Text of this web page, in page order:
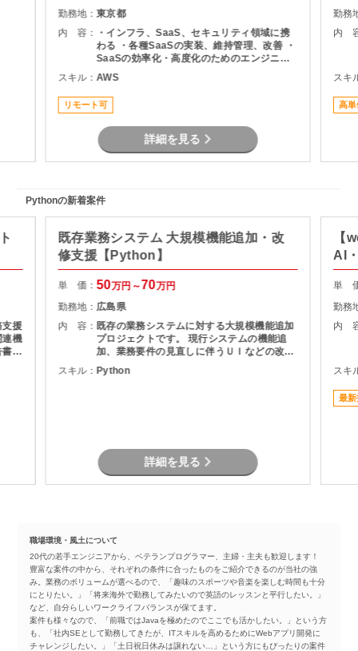
勤務地：東京都
内 容：
・インフラ、SaaS、セキュリティ領域に携
わる ・各種SaaSの実装、維持管理、改善 ・
SaaSの効率化・高度化のためのエンジニア
リング ・SaaSのシステム課題・障害に対す
る対策の計画と実装 ・社内NWやオンプレサ
ーバの運用保守 ・拠点のネットワーク配備担
当
スキル：AWS
リモート可
詳細を見る
勤務
内
スキ
高単
Pythonの新着案件
支援
連機
作
既存業務システム 大規模機能追加・改
修支援【Python】
単 価：50万円～70万円
勤務地： 広島県
内 容： 既存の業務システムに対する大規模機能追加
プロジェクトです。 現行システムの機能追
加、業務要件の見直しに伴うＵＩなどの改修
を担当頂きます。
スキル： Python
詳細を見る
【
AI
単
勤務
内
スキ
最新
職場環境・風土について
20代の若手エンジニアから、ベテランプログラマー、主婦・主夫も歓迎します！
豊富な案件の中から、それぞれの条件に合ったものをご紹介できるのが当社の強
み。業務のボリュームが選べるので、「趣味のスポーツや音楽を楽しむ時間も十分
にとりたい。」「将来海外で勤務してみたいので英語のレッスンと平行したい。」
など、自分らしいワークライフバランスが保てます。
案件も様々なので、「前職ではJavaを極めたのでここでも活かしたい。」という方
も、「社内SEとして勤務してきたが、ITスキルを高めるためにWebアプリ開発に
チャレンジしたい。」「土日祝日休みは譲れない…」という方にもぴったりの案件